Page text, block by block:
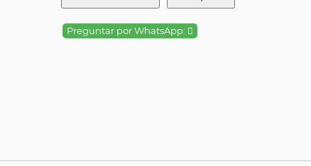
Preguntar por WhatsApp: